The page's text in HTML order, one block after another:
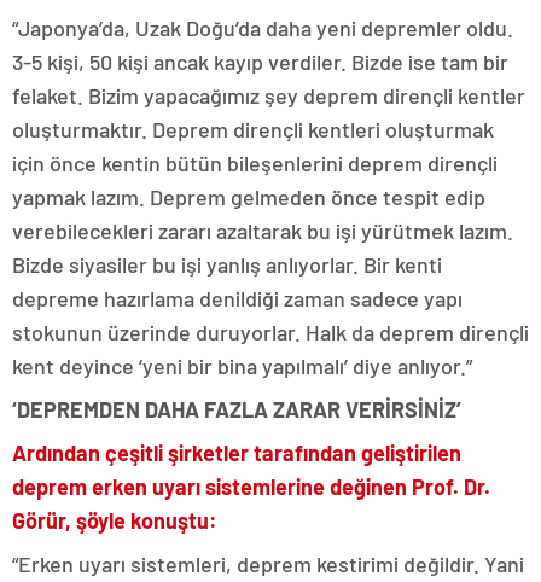
“Japonya’da, Uzak Doğu’da daha yeni depremler oldu.
3-5 kişi, 50 kişi ancak kayıp verdiler. Bizde ise tam bir
felaket. Bizim yapacağımız şey deprem dirençli kentler
oluşturmaktır. Deprem dirençli kentleri oluşturmak
için önce kentin bütün bileşenlerini deprem dirençli
yapmak lazım. Deprem gelmeden önce tespit edip
verebilecekleri zararı azaltarak bu işi yürütmek lazım.
Bizde siyasiler bu işi yanlış anlıyorlar. Bir kenti
depreme hazırlama denildiği zaman sadece yapı
stokunun üzerinde duruyorlar. Halk da deprem dirençli
kent deyince ‘yeni bir bina yapılmalı’ diye anlıyor.”
‘DEPREMDEN DAHA FAZLA ZARAR VERİRSİNİZ’
Ardından çeşitli şirketler tarafından geliştirilen
deprem erken uyarı sistemlerine değinen Prof. Dr.
Görür, şöyle konuştu:
“Erken uyarı sistemleri, deprem kestirimi değildir. Yani